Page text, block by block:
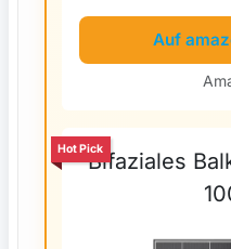
Auf
Bifaziales
Hot Pick